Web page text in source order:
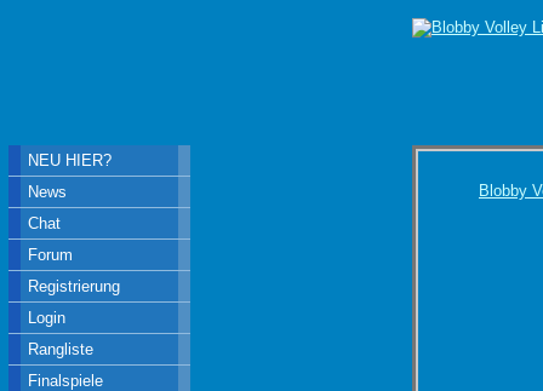
Blobby
NEU HIER?
News
Chat
Forum
Registrierung
Login
Rangliste
Finalspiele